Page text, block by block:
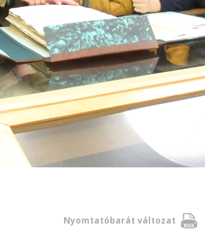
Nyomtatóbarát változat